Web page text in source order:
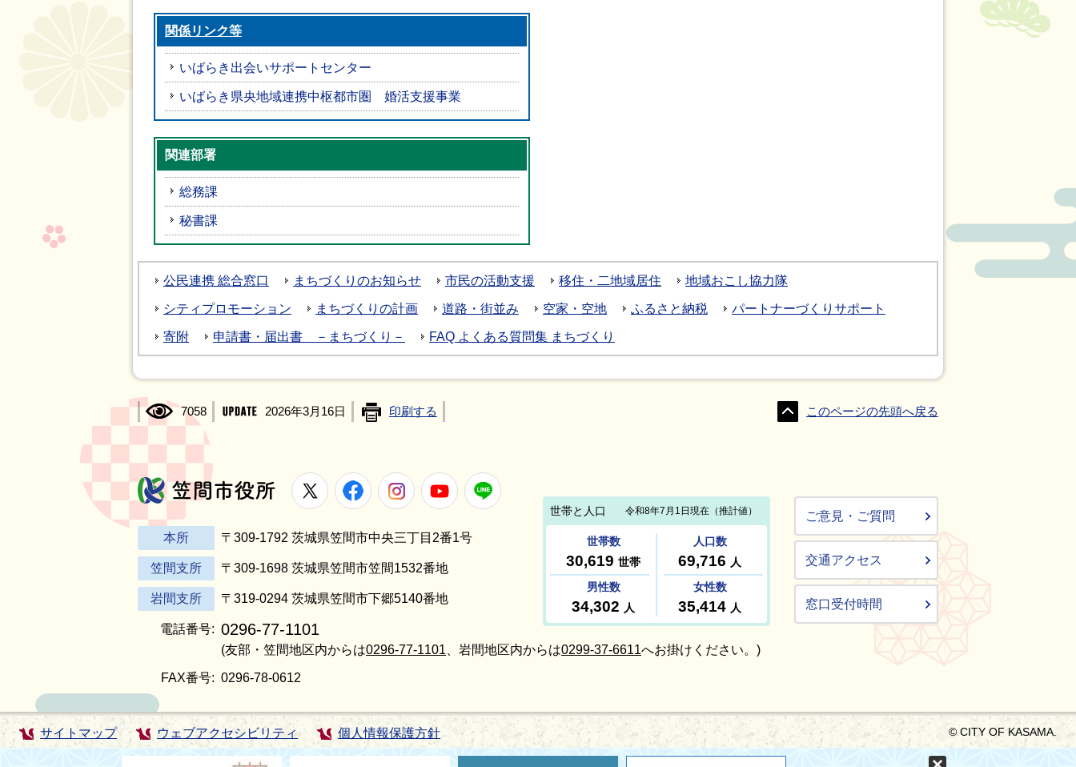
関係リンク等
いばらき出会いサポートセンター
いばらき県央地域連携中枢都市圏 婚活支援事業
関連部署
総務課
秘書課
公民連携 総合窓口 まちづくりのお知らせ 市民の活動支援 移住・二地域居住 地域おこし協力隊
シティプロモーション まちづくりの計画 道路・街並み 空家・空地 ふるさと納税 パートナーづくりサポート
寄附 申請書・届出書 －まちづくり－ FAQ よくある質問集 まちづくり
7058 2026年3月16日 印刷する このページの先頭へ戻る
笠間市役所
X FacebookInstagramYoutube
本所 〒309-1792 茨城県笠間市中央三丁目2番1号
笠間支所 〒309-1698 茨城県笠間市笠間1532番地
岩間支所 〒319-0294 茨城県笠間市下郷5140番地
電話番号: 0296-77-1101
(友部・笠間地区内からは0296-77-1101 、岩間地区内からは0299-37-6611へお掛けください。)
FAX番号: 0296-78-0612
ご意見・ご質問
交通アクセス
窓口受付時間
サイトマップ ウェブアクセシビリティ 個人情報保護方針 © CITY OF KASAMA.